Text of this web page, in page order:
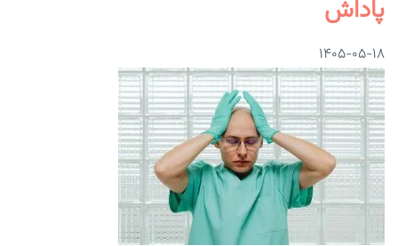
پاداش
۱۴۰۵-۰۵-۱۸